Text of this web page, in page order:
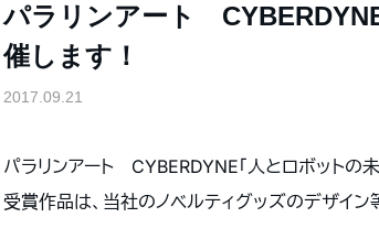
パラリンアート
催します！
2017.09.21
パラリンアート CYBERDYNE「人とロボットの
受賞作品は、当社のノベルティグッズのデザイン